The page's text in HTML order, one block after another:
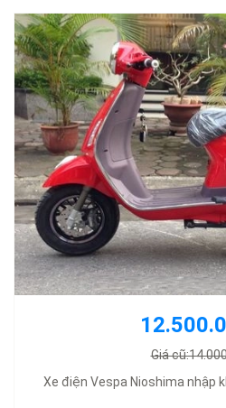
Giá
Xe điện Vespa Nioshima nhập